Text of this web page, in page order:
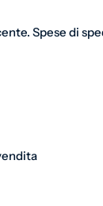
Spese di